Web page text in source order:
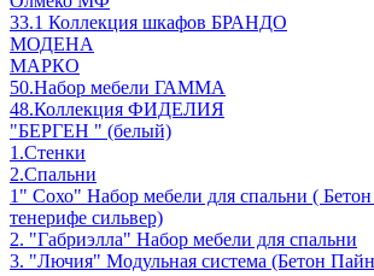
33.1 Коллекция шкафов БРАНДО
МОДЕНА
МАРКО
50.Набор мебели ГАММА
48.Коллекция ФИДЕЛИЯ
"БЕРГЕН " (белый)
1.Стенки
2.Спальни
1" Сохо" Набор мебели для спальни (
тенерифе сильвер)
2. "Габриэлла" Набор мебели для спальни
3. "Лючия" Модульная система (Бетон